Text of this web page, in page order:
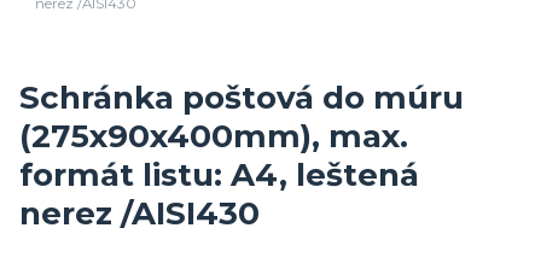
Schránka poštová do múru
(275x90x400mm), max.
formát listu: A4, leštená
nerez /AISI430